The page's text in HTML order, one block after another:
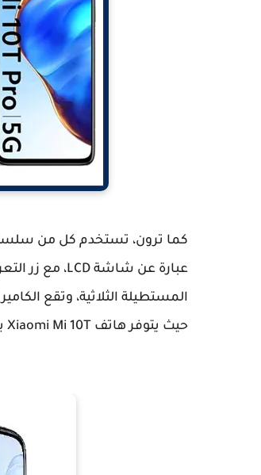
المستطيلة الثلاثية، وتقع
حيث يتوفر هاتف Xiaomi Mi 10T باللونين الأسود والفضي ويضيف 10T Pro لونا أخر بالأزرق المتدرج.